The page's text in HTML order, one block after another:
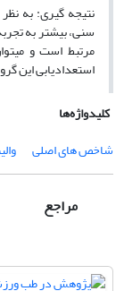
نتیجه گیری: به
سنی، بیشتر به
مرتبط است و
استعدادیابی این
کلیدواژه‌ها
شاخص های اصلی
مراجع